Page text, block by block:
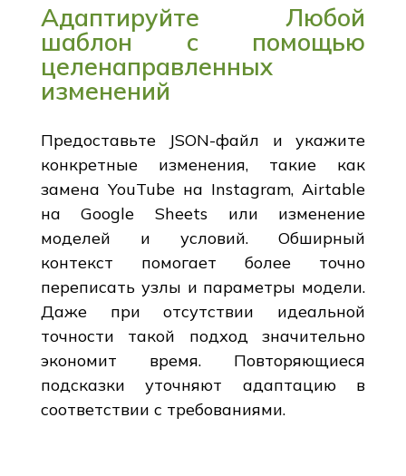
Адаптируйте Любой
шаблон с помощью
целенаправленных
изменений
Предоставьте JSON-файл и укажите
конкретные изменения, такие как
замена YouTube на Instagram, Airtable
на Google Sheets или изменение
моделей и условий. Обширный
контекст помогает более точно
переписать узлы и параметры модели.
Даже при отсутствии идеальной
точности такой подход значительно
экономит время. Повторяющиеся
подсказки уточняют адаптацию в
соответствии с требованиями.